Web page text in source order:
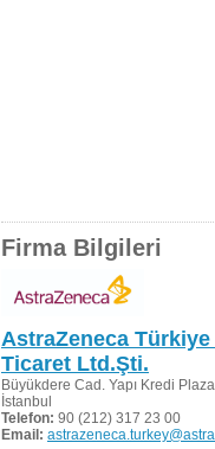
Firma Bilgileri
AstraZeneca
Ticaret Ltd.Şti.
Büyükdere Cad. Yapı Kredi
İstanbul
Telefon: 90 (212) 317 23 00
Email: